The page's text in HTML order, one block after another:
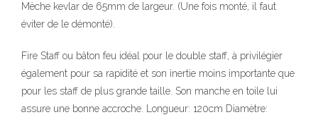
Mèche kevlar de 65mm de largeur. (Une fois monté, il faut
éviter de le démonté).
Fire Staff ou bâton feu idéal pour le double staff, à privilégier
également pour sa rapidité et son inertie moins importante que
pour les staff de plus grande taille. Son manche en toile lui
assure une bonne accroche. Longueur: 120cm Diamètre: